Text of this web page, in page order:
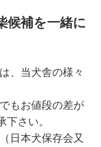
候補を一緒に
、当犬舎の様々
もお値段の差が
さい。
日本犬保存会又